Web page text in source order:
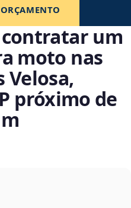
um
moto nas
Velosa,
próximo de